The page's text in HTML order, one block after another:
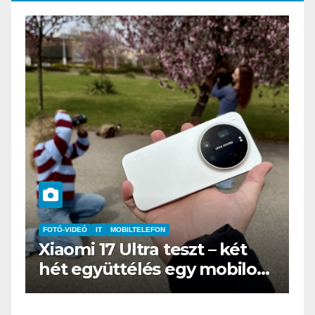
IT MOBILTELEFON
17 Ultra teszt – két
egy mobilos
IT
BOOX
az e-
öltönyt